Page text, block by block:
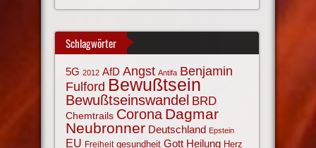
Schlagwörter
5G 2012 AfD Angst Antifa Benjamin
Fulford Bewußtsein
Bewußtseinswandel BRD
Chemtrails Corona Dagmar
Neubronner Deutschland Epstein
EU Freiheit gesundheit Gott Heilung Herz